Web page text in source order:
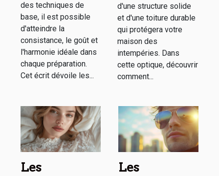
des techniques de
base, il est possible
d'atteindre la
consistance, le goût et
l'harmonie idéale dans
chaque préparation.
Cet écrit dévoile les...
d'une structure solide
et d'une toiture durable
qui protégera votre
maison des
intempéries. Dans
cette optique, découvrir
comment...
Les
Les